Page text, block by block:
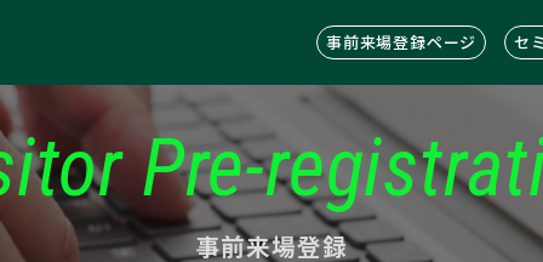
事前来場登録ページ セ
Pre-
事前来場登録